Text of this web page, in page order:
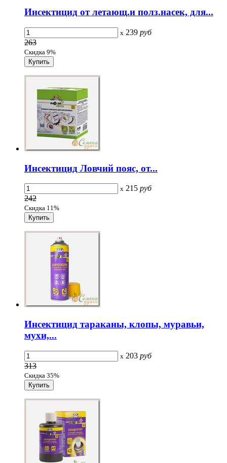
Инсектицид от летающ.и полз.насек, для...
x 239 руб
263
Скидка 9%
Инсектицид Ловчий пояс, от...
x 215 руб
242
Скидка 11%
Инсектицид тараканы, клопы, муравьи,
мухи,...
x 203 руб
313
Скидка 35%